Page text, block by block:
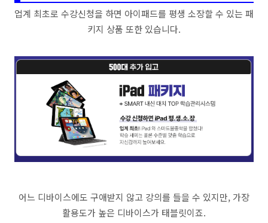
업계 최초로 수강신청을 하면 아이패드를 평생 소장할 수 있는 패
키지 상품 또한 있습니다.
어느 디바이스에도 구애받지 않고 강의를 들을 수 있지만, 가장
활용도가 높은 디바이스가 태블릿이죠.